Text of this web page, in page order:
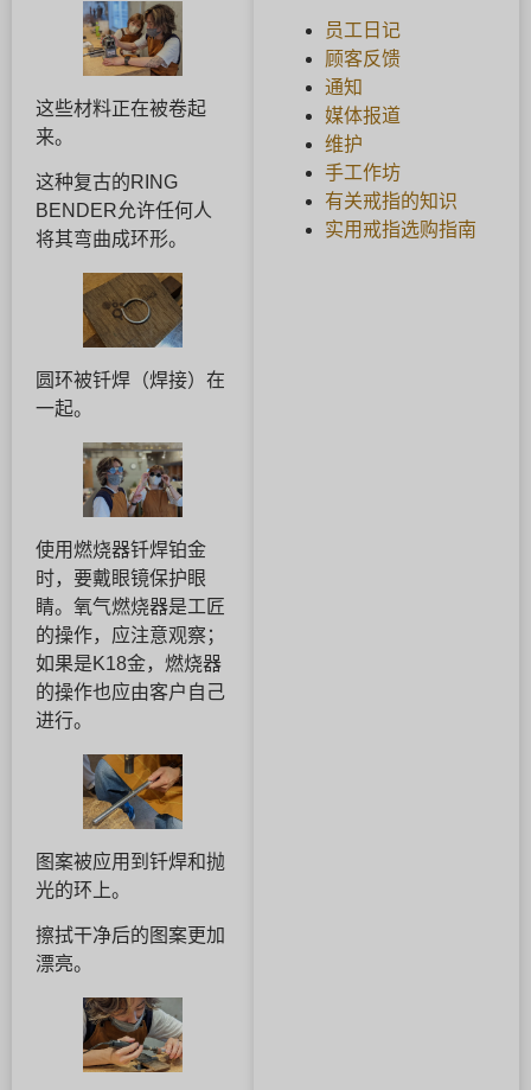
这些材料正在被卷起
来。
这种复古的RING
BENDER允许任何人
将其弯曲成环形。
圆环被钎焊（焊接）在
一起。
使用燃烧器钎焊铂金
时，要戴眼镜保护眼
睛。氧气燃烧器是工匠
的操作，应注意观察；
如果是K18金，燃烧器
的操作也应由客户自己
进行。
图案被应用到钎焊和抛
光的环上。
擦拭干净后的图案更加
漂亮。
员工日记
顾客反馈
通知
媒体报道
维护
手工作坊
有关戒指的知识
实用戒指选购指南